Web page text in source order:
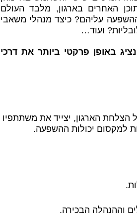
האחרים בארגון, מלבד העולם
עליהם? כיצד מנהלי משאבי
ועוד…
באופן פרקטי ביותר את דרכי
הארגון, יצייד את משתתפיו
למקסום יכולות ההשפעה.
וההנהלה הבכירה.